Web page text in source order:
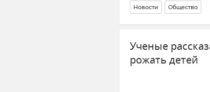
Новости Общество
Ученые
рожать детей